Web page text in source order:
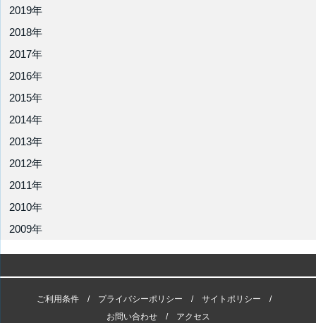
2019年
2018年
2017年
2016年
2015年
2014年
2013年
2012年
2011年
2010年
2009年
ご利用条件 プライバシーポリシー
サイトポリシー
お問い合わせ
アクセス